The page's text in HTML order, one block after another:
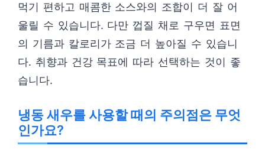
먹기 편하고 매콤한 소스와의 조합이 더 잘 어
울릴 수 있습니다. 다만 껍질 채로 구우면 표면
의 기름과 칼로리가 조금 더 높아질 수 있습니
다. 취향과 건강 목표에 따라 선택하는 것이 좋
습니다.
냉동 새우를 사용할 때의 주의점은 무엇
인가요?